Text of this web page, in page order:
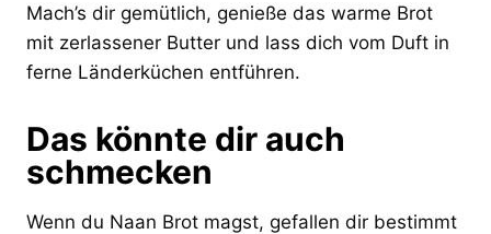
Mach’s dir gemütlich, genieße das warme Brot
mit zerlassener Butter und lass dich vom Duft in
ferne Länderküchen entführen.
Das könnte dir auch
schmecken
Wenn du Naan Brot magst, gefallen dir bestimmt